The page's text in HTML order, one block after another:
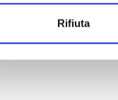
Rifiuta